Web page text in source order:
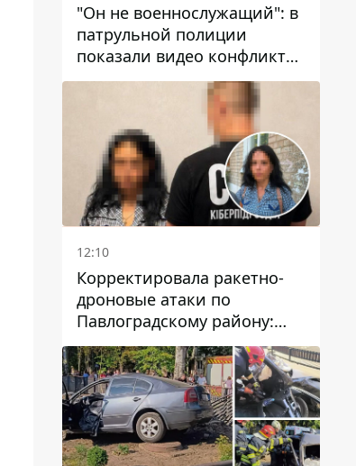
"Он не военнослужащий": в
патрульной полиции
показали видео конфликта
с мужчиной без ноги на
проспекте Поля в Днепре
12:10
Корректировала ракетно-
дроновые атаки по
Павлоградскому району:
задержали вражескую
агентку